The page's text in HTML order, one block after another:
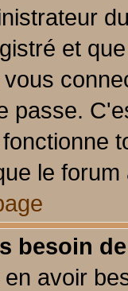
et
passe.
le
besoin
avoir